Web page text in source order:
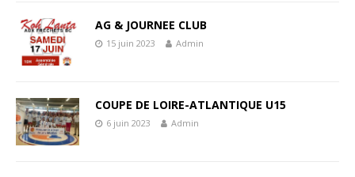
AG & JOURNEE CLUB
15 juin 2023 Admin
COUPE DE LOIRE-ATLANTIQUE U15
6 juin 2023 Admin